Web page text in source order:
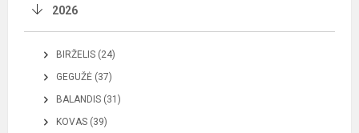
2026
BIRŽELIS (24)
GEGUŽĖ (37)
BALANDIS (31)
KOVAS (39)